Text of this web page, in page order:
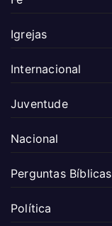
Igrejas
Internacional
Juventude
Nacional
Perguntas Bíblicas
Política